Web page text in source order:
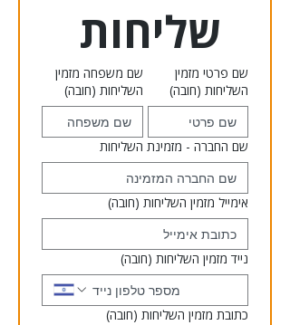
שליחות
שם פרטי מזמין
השליחות (חובה)
שם משפחה מזמין
השליחות (חובה)
שם החברה - מזמינת השליחות
אימייל מזמין השליחות (חובה)
נייד מזמין השליחות (חובה)
כתובת מזמין השליחות (חובה)